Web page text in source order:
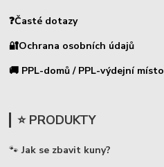
❓Časté dotazy
🔐Ochrana osobních údajů
🚚 PPL-domů / PPL-výdejní místo
⭐ PRODUKTY
🐾 Jak se zbavit kuny?